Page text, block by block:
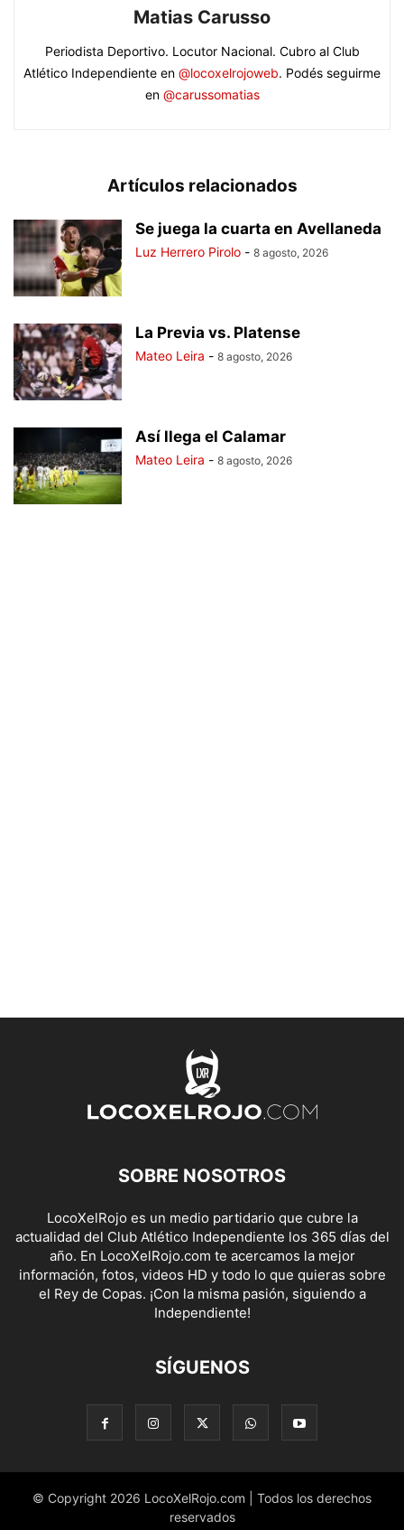
Matias Carusso
Periodista Deportivo. Locutor Nacional. Cubro al Club
Atlético Independiente en @locoxelrojoweb. Podés seguirme
en @carussomatias
Artículos relacionados
Se juega la cuarta en Avellaneda
Luz Herrero Pirolo - 8 agosto, 2026
La Previa vs. Platense
Mateo Leira - 8 agosto, 2026
Así llega el Calamar
Mateo Leira - 8 agosto, 2026
SOBRE NOSOTROS
LocoXelRojo es un medio partidario que cubre la
actualidad del Club Atlético Independiente los 365 días del
año. En LocoXelRojo.com te acercamos la mejor
información, fotos, videos HD y todo lo que quieras sobre
el Rey de Copas. ¡Con la misma pasión, siguiendo a
Independiente!
SÍGUENOS
© Copyright 2026 LocoXelRojo.com | Todos los derechos
reservados